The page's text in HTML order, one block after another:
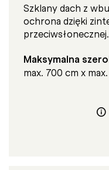
Szklany dach z
ochrona dzięki
przeciwsłonecznej.
Maksymalna
max. 700 cm x